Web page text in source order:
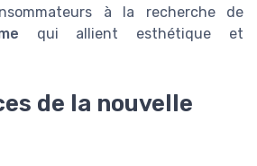
à la recherche de
qui allient esthétique et
de la nouvelle